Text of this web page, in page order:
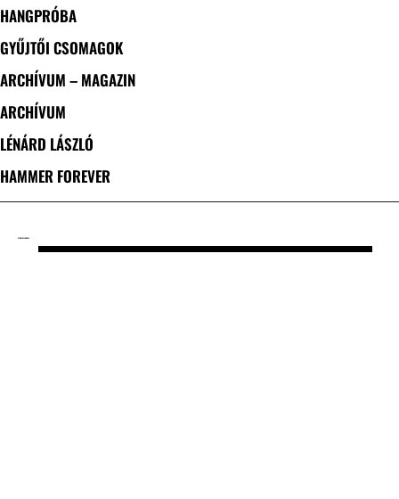
HANGPRÓBA
GYŰJTŐI CSOMAGOK
ARCHÍVUM – MAGAZIN
ARCHÍVUM
LÉNÁRD LÁSZLÓ
HAMMER FOREVER